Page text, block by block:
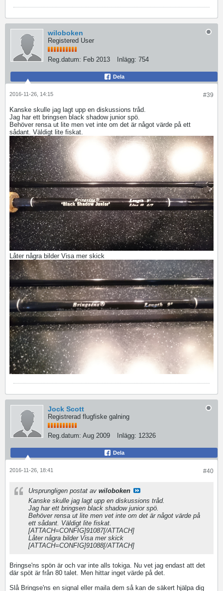
wiloboken
Registered User
Reg.datum: Feb 2013 Inlägg: 754
Dela
#39
2016-11-26, 14:15
Kanske skulle jag lagt upp en diskussions tråd.
Jag har ett bringsen black shadow junior spö.
Behöver rensa ut lite men vet inte om det är något värde på ett
sådant. Väldigt lite fiskat.
Låter några bilder Visa mer skick
Jock Scott
Registrerad flugfiske galning
Reg.datum: Aug 2009 Inlägg: 12326
Dela
#40
2016-11-26, 18:41
Ursprungligen postat av wiloboken
Kanske skulle jag lagt upp en diskussions tråd.
Jag har ett bringsen black shadow junior spö.
Behöver rensa ut lite men vet inte om det är något värde på
ett sådant. Väldigt lite fiskat.
[ATTACH=CONFIG]91087[/ATTACH]
Låter några bilder Visa mer skick
[ATTACH=CONFIG]91088[/ATTACH]
Bringse'ns spön är och var inte alls tokiga. Nu vet jag endast att det
där spöt är från 80 talet. Men hittar inget värde på det.
Slå Bringse'ns en signal eller maila dem så kan de säkert hjälpa dig